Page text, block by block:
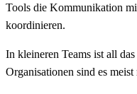
Tools die Kommunikation
koordinieren.
In kleineren Teams ist all
Organisationen sind es